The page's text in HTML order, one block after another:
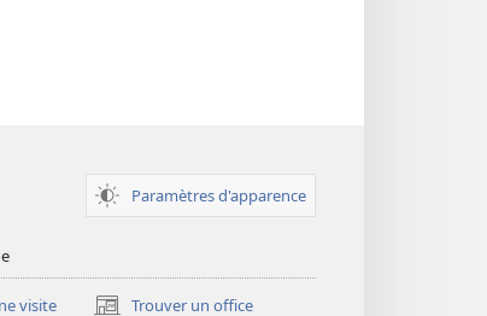
Paramètres d'apparence
visite Trouver un office